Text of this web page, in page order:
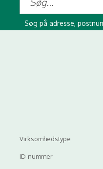
Søg på adresse,
Virksomhedstype
ID-nummer